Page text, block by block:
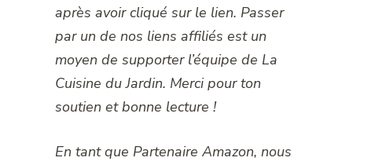
après avoir cliqué sur le lien. Passer
par un de nos liens affiliés est un
moyen de supporter l’équipe de La
Cuisine du Jardin. Merci pour ton
soutien et bonne lecture !
En tant que Partenaire Amazon, nous